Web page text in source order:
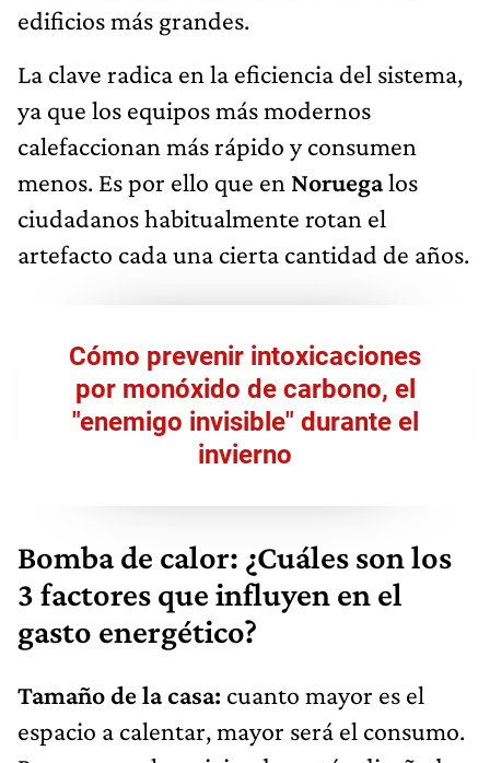
edificios más grandes.
La clave radica en la eficiencia del sistema,
ya que los equipos más modernos
calefaccionan más rápido y consumen
menos. Es por ello que en Noruegalos
ciudadanos habitualmente rotan el
artefacto cada una cierta cantidad de años.
Cómo prevenir intoxicaciones
por monóxido de carbono, el
"enemigo invisible" durante el
invierno
Bomba de calor: ¿Cuáles son los
3 factores que influyen en el
gasto energético?
Tamaño de la casa: cuanto mayor es el
espacio a calentar, mayor será el consumo.